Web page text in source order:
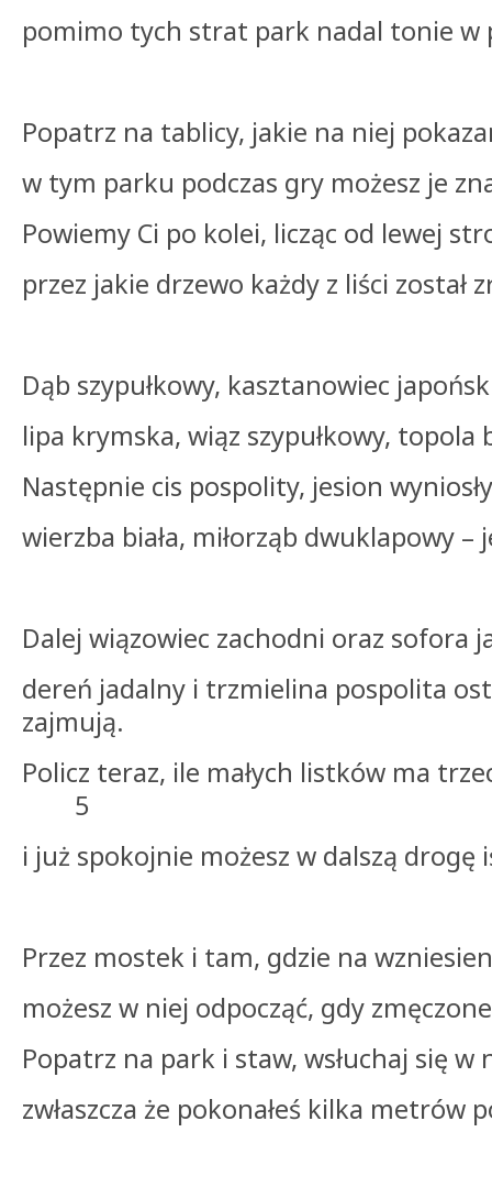
pomimo tych strat park nadal tonie w
Popatrz na tablicy, jakie na niej
w tym parku podczas gry możesz je
Powiemy Ci po kolei, licząc od lewej
przez jakie drzewo każdy z liści został
Dąb szypułkowy, kasztanowiec
lipa krymska, wiąz szypułkowy, topola
Następnie cis pospolity, jesion
wierzba biała, miłorząb dwuklapowy
Dalej wiązowiec zachodni oraz sofora
dereń jadalny i trzmielina pospolita
zajmują.
Policz teraz, ile małych listków ma
5
i już spokojnie możesz w dalszą drogę
Przez mostek i tam, gdzie na
możesz w niej odpocząć, gdy
Popatrz na park i staw, wsłuchaj się w
zwłaszcza że pokonałeś kilka metrów